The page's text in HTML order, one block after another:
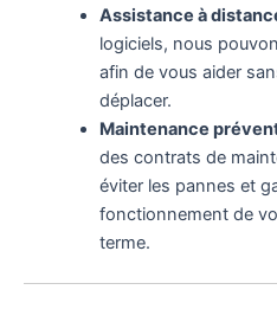
Assistance à
logiciels, nous
afin de vous aider
déplacer.
Maintenance
des contrats de
éviter les pannes et
fonctionnement de
terme.